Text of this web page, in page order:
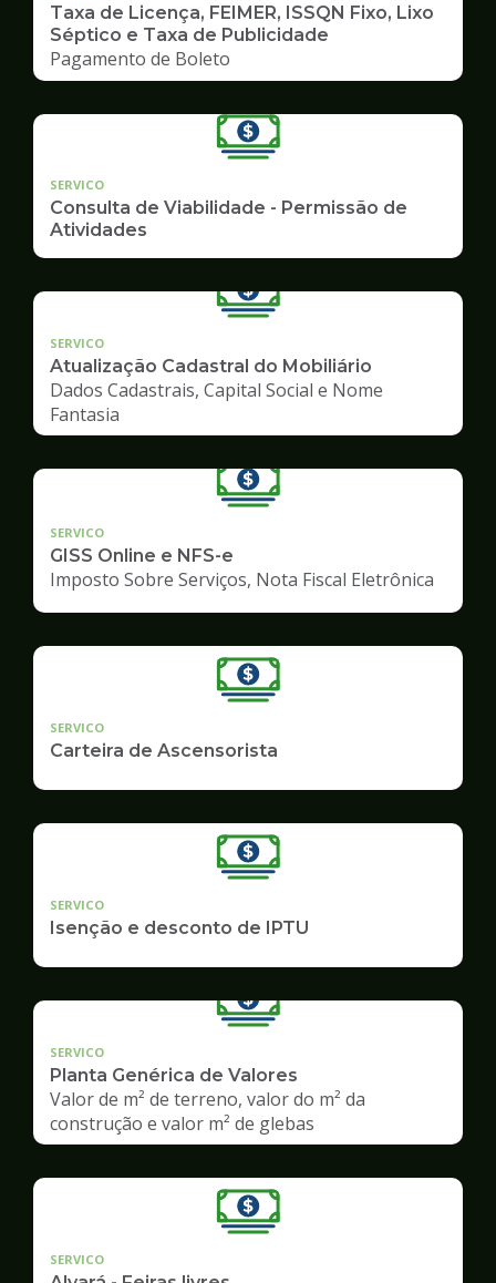
Taxa de Licença, FEIMER, ISSQN Fixo, Lixo
Séptico e Taxa de Publicidade
Pagamento de Boleto
SERVICO
Consulta de Viabilidade - Permissão de
Atividades
SERVICO
Atualização Cadastral do Mobiliário
Dados Cadastrais, Capital Social e Nome
Fantasia
SERVICO
GISS Online e NFS-e
Imposto Sobre Serviços, Nota Fiscal Eletrônica
SERVICO
Carteira de Ascensorista
SERVICO
Isenção e desconto de IPTU
SERVICO
Planta Genérica de Valores
Valor de m² de terreno, valor do m² da
construção e valor m² de glebas
SERVICO